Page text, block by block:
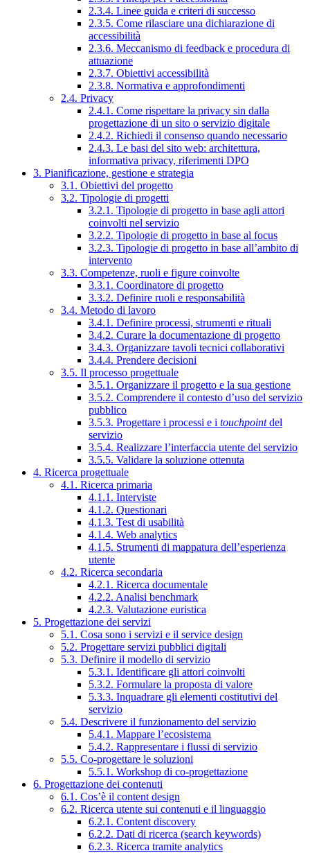
2.3.4. Linee guida e criteri di successo
2.3.5. Come rilasciare una dichiarazione di
accessibilità
2.3.6. Meccanismo di feedback e procedura di
attuazione
2.3.7. Obiettivi accessibilità
2.3.8. Normativa e approfondimenti
2.4. Privacy
2.4.1. Come rispettare la privacy sin dalla
progettazione di un sito o servizio digitale
2.4.2. Richiedi il consenso quando necessario
2.4.3. Le basi del sito web: architettura,
informativa privacy, riferimenti DPO
3. Pianificazione, gestione e strategia
3.1. Obiettivi del progetto
3.2. Tipologie di progetti
3.2.1. Tipologie di progetto in base agli attori
coinvolti nel servizio
3.2.2. Tipologie di progetto in base al focus
3.2.3. Tipologie di progetto in base all’ambito di
intervento
3.3. Competenze, ruoli e figure coinvolte
3.3.1. Coordinatore di progetto
3.3.2. Definire ruoli e responsabilità
3.4. Metodo di lavoro
3.4.1. Definire processi, strumenti e rituali
3.4.2. Curare la documentazione di progetto
3.4.3. Organizzare tavoli tecnici collaborativi
3.4.4. Prendere decisioni
3.5. Il processo progettuale
3.5.1. Organizzare il progetto e la sua gestione
3.5.2. Comprendere il contesto d’uso del servizio
pubblico
3.5.3. Progettare i processi e i touchpointdel
servizio
3.5.4. Realizzare l’interfaccia utente del servizio
3.5.5. Validare la soluzione ottenuta
4. Ricerca progettuale
4.1. Ricerca primaria
4.1.1. Interviste
4.1.2. Questionari
4.1.3. Test di usabilità
4.1.4. Web analytics
4.1.5. Strumenti di mappatura dell’esperienza
utente
4.2. Ricerca secondaria
4.2.1. Ricerca documentale
4.2.2. Analisi benchmark
4.2.3. Valutazione euristica
5. Progettazione dei servizi
5.1. Cosa sono i servizi e il service design
5.2. Progettare servizi pubblici digitali
5.3. Definire il modello di servizio
5.3.1. Identificare gli attori coinvolti
5.3.2. Formulare la proposta di valore
5.3.3. Inquadrare gli elementi costitutivi del
servizio
5.4. Descrivere il funzionamento del servizio
5.4.1. Mappare l’ecosistema
5.4.2. Rappresentare i flussi di servizio
5.5. Co-progettare le soluzioni
5.5.1. Workshop di co-progettazione
6. Progettazione dei contenuti
6.1. Cos’è il content design
6.2. Ricerca utente sui contenuti e il linguaggio
6.2.1. Content discovery
6.2.2. Dati di ricerca (search keywords)
6.2.3. Ricerca tramite analytics